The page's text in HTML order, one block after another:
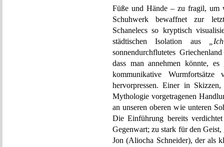
Füße und Hände – zu fragil, um
Schuhwerk bewaffnet zur
Schanelecs so kryptisch
städtischen Isolation aus
sonnendurchflutetes
dass man annehmen könnte,
kommunikative
hervorpressen. Einer in
Mythologie vorgetragenen
an unseren oberen wie unteren
Die Einführung bereits
Gegenwart; zu stark für den
Jon (Aliocha Schneider), der als